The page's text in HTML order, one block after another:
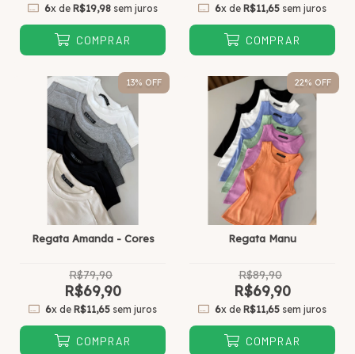
6x de R$19,98sem juros
COMPRAR
6x de R$11,65sem juros
COMPRAR
13% OFF
Regata Amanda - Cores
R$79,90
R$69,90
6x de R$11,65sem juros
COMPRAR
22% OFF
Regata Manu
R$89,90
R$69,90
6x de R$11,65sem juros
COMPRAR